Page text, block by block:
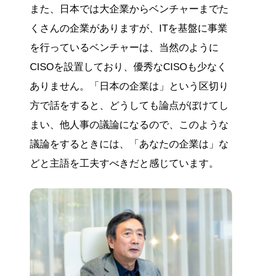
また、日本では大企業からベンチャーまでた
くさんの企業がありますが、ITを基盤に事業
を行っているベンチャーは、当然のように
CISOを設置しており、優秀なCISOも少なく
ありません。「日本の企業は」という区切り
方で話をすると、どうしても論点がぼけてし
まい、他人事の議論になるので、このような
議論をするときには、「あなたの企業は」な
どと主語を工夫すべきだと感じています。